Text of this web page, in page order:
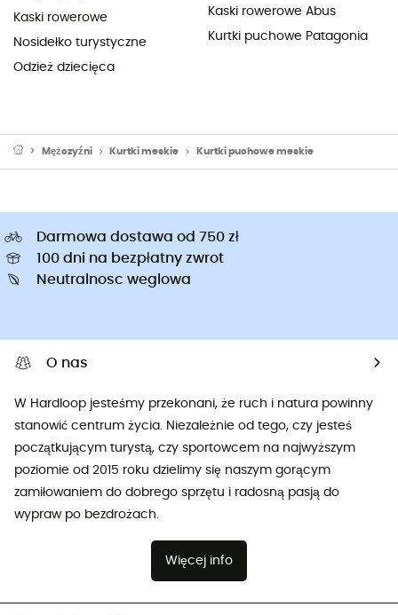
Kaski rowerowe
Nosidełko turystyczne
Odzież dziecięca
Kaski rowerowe Abus
Kurtki puchowe Patagonia
Mężczyźni Kurtki meskie Kurtki puchowe meskie
Darmowa dostawa od 750 zł
100 dni na bezpłatny zwrot
Neutralnosc weglowa
O nas
W Hardloop jesteśmy przekonani, że ruch i natura powinny
stanowić centrum życia. Niezależnie od tego, czy jesteś
początkującym turystą, czy sportowcem na najwyższym
poziomie od 2015 roku dzielimy się naszym gorącym
zamiłowaniem do dobrego sprzętu i radosną pasją do
wypraw po bezdrożach.
Więcej info